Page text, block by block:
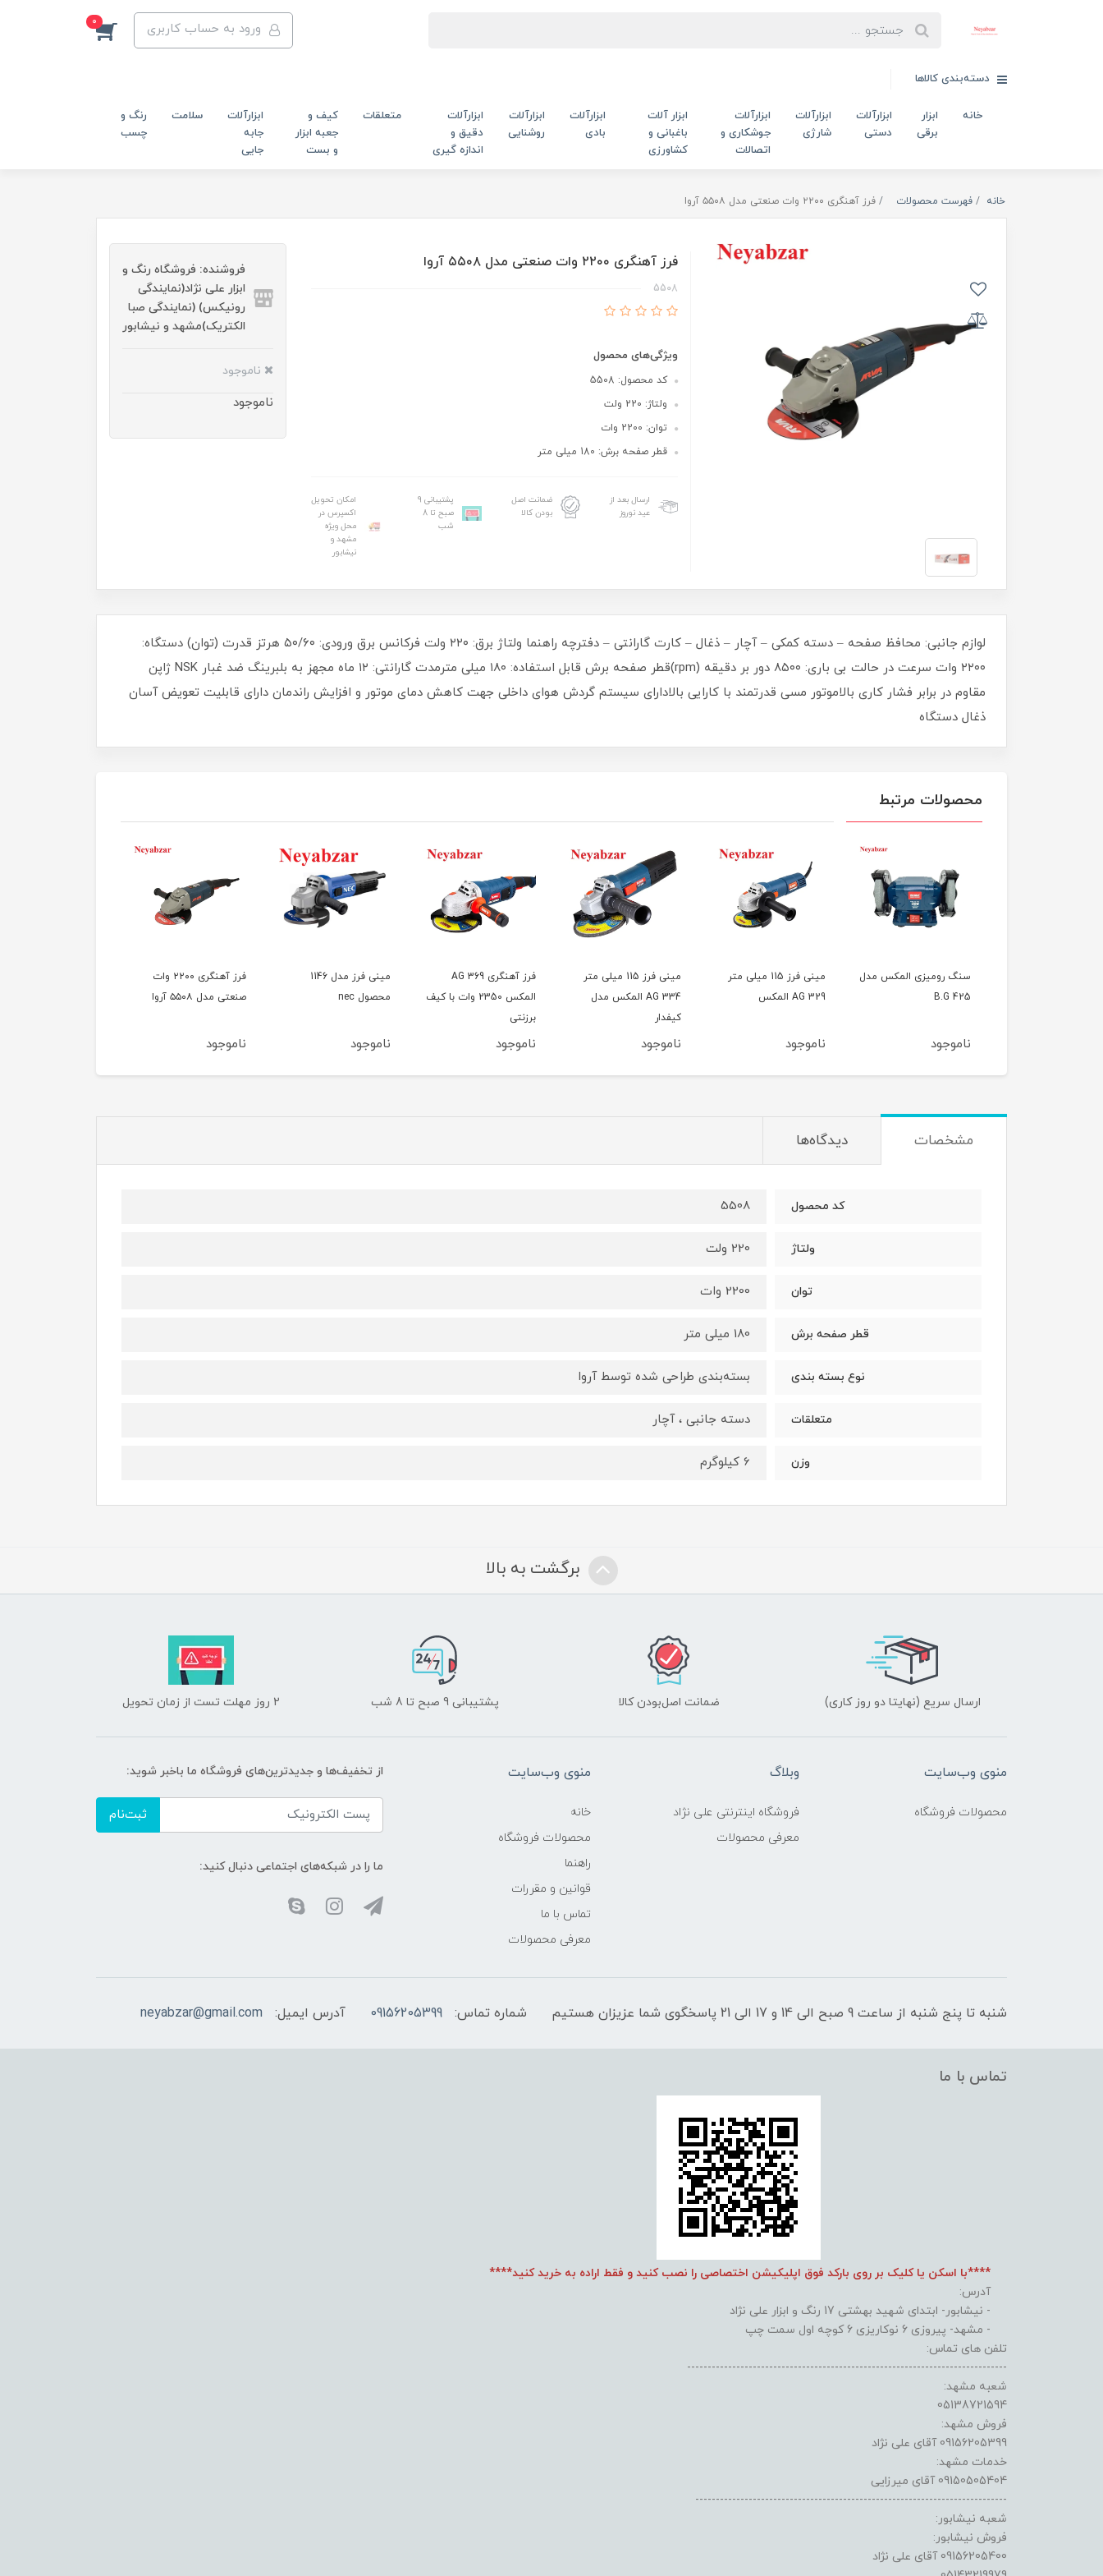
ورود به حساب کاربری 0
دسته‌بندی کالاها
خانه
ابزار
برقی
ابزارآلات
دستی
ابزارآلات
شارژی
ابزارآلات
جوشکاری و
اتصالات
ابزار آلات
باغبانی و
کشاورزی
ابزارآلات
بادی
ابزارآلات
روشنایی
ابزارآلات
دقیق و
اندازه گیری
متعلقات
کیف و
جعبه ابزار
و بست
ابزارآلات
جابه
جایی
سلامت
رنگ و
چسب
خانه فهرست محصولات فرز آهنگری ۲۲۰۰ وات صنعتی مدل ۵۵۰۸ آروا
فرز آهنگری ۲۲۰۰ وات صنعتی مدل ۵۵۰۸ آروا
5508
ویژگی‌های محصول
کد محصول: 5508
ولتاژ: 220 ولت
توان: 2200 وات
قطر صفحه برش: 180 میلی متر
ارسال بعد از
عید نوروز
ضمانت اصل
بودن کالا
پشتیبانی 9
صبح تا 8
شب
امکان تحویل
اکسپرس در
محل ویژه
مشهد و
نیشابور
فروشنده: فروشگاه رنگ و
ابزار علی نژاد(نمایندگی
رونیکس) (نمایندگی صبا
الکتریک)مشهد و نیشابور
ناموجود
ناموجود
لوازم جانبی: محافظ صفحه – دسته کمکی – آچار – ذغال – کارت گارانتی – دفترچه راهنما ولتاژ برق: ۲۲۰ ولت فرکانس برق ورودی: ۵۰/۶۰ هرتز قدرت (توان) دستگاه:
۲۲۰۰ وات سرعت در حالت بی باری: ۸۵۰۰ دور بر دقیقه (rpm)قطر صفحه برش قابل استفاده: ۱۸۰ میلی مترمدت گارانتی: ۱۲ ماه مجهز به بلبرینگ ضد غبار NSK ژاپن
مقاوم در برابر فشار کاری بالاموتور مسی قدرتمند با کارایی بالادارای سیستم گردش هوای داخلی جهت کاهش دمای موتور و افزایش راندمان دارای قابلیت تعویض آسان
ذغال دستگاه
محصولات مرتبط
سنگ رومیزی المکس مدل
B.G 425
ناموجود
مینی فرز 115 میلی متر
AG 329 المکس
ناموجود
مینی فرز 115 میلی متر
AG 334 المکس مدل
کیفدار
ناموجود
فرز آهنگری AG 369
المکس 2350 وات با کیف
برزنتی
ناموجود
مینی فرز مدل 1146
محصول nec
ناموجود
فرز آهنگری ۲۲۰۰ وات
صنعتی مدل ۵۵۰۸ آروا
ناموجود
مشخصات دیدگاه‌ها
کد محصول 5508
ولتاژ 220 ولت
توان 2200 وات
قطر صفحه برش 180 میلی متر
نوع بسته بندی بسته‌بندی طراحی شده توسط آروا
متعلقات دسته جانبی ، آچار
وزن 6 کیلوگرم
برگشت به بالا
ارسال سریع (نهایتا دو روز کاری) ضمانت اصل‌بودن کالا پشتیبانی 9 صبح تا 8 شب 2 روز مهلت تست از زمان تحویل
منوی وب‌سایت
محصولات فروشگاه
وبلاگ
فروشگاه اینترنتی علی نژاد
معرفی محصولات
منوی وب‌سایت
خانه
محصولات فروشگاه
راهنما
قوانین و مقررات
تماس با ما
معرفی محصولات
از تخفیف‌ها و جدیدترین‌های فروشگاه ما باخبر شوید:
ثبت‌نام
ما را در شبکه‌های اجتماعی دنبال کنید:
شنبه تا پنج شنبه از ساعت 9 صبح الی 14 و 17 الی 21 پاسخگوی شما عزیزان هستیم شماره تماس: 09156205399 آدرس ایمیل: neyabzar@gmail.com
تماس با ما
****با اسکن یا کلیک بر روی بارکد فوق اپلیکیشن اختصاصی را نصب کنید و فقط اراده به خرید کنید****
آدرس:
- نیشابور- ابتدای شهید بهشتی 17 رنگ و ابزار علی نژاد
- مشهد- پیروزی 6 نوکاریزی 6 کوچه اول سمت چپ
تلفن های تماس:
------------------------------------------------------------------------------
شعبه مشهد:
05138721594
فروش مشهد:
09156205399 آقای علی نژاد
خدمات مشهد:
09150505404 آقای میرزایی
----------------------------------------------------------------------------
شعبه نیشابور:
فروش نیشابور:
09156205400 آقای علی نژاد